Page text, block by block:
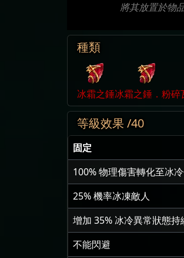
將其放置於物
種類
冰霜之錘冰霜之錘．粉碎
等級效果 /40
固定
100% 物理傷害轉化至冰
25% 機率冰凍敵人
增加 35% 冰冷異常狀態持
不能閃避